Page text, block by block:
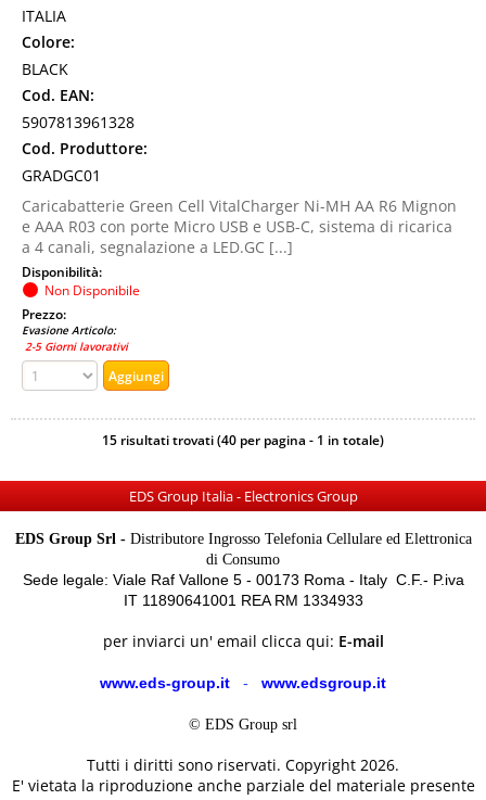
ITALIA
Colore:
BLACK
Cod. EAN:
5907813961328
Cod. Produttore:
GRADGC01
Caricabatterie Green Cell VitalCharger Ni-MH AA R6 Mignon
e AAA R03 con porte Micro USB e USB-C, sistema di ricarica
a 4 canali, segnalazione a LED.GC [...]
Disponibilità:
Non Disponibile
Prezzo:
Evasione Articolo:
2-5 Giorni lavorativi
15 risultati trovati (40 per pagina - 1 in totale)
EDS Group Italia - Electronics Group
EDS Group Srl -Distributore Ingrosso Telefonia Cellulare ed Elettronica
di Consumo
Sede legale: Viale Raf Vallone 5 - 00173 Roma - Italy C.F.- P.iva
IT 11890641001 REA RM 1334933
per inviarci un' email clicca qui: E-mail
www.eds-group.it - www.edsgroup.it
© EDS Group srl
Tutti i diritti sono riservati. Copyright 2026.
E' vietata la riproduzione anche parziale del materiale presente